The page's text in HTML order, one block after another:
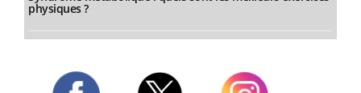
physiques ?